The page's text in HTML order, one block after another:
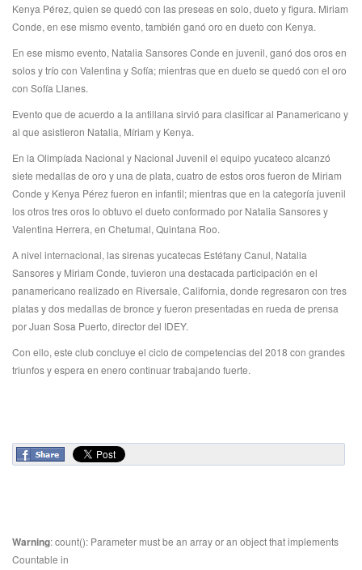
Kenya Pérez, quien se quedó con las preseas en solo, dueto y figura. Miriam
Conde, en ese mismo evento, también ganó oro en dueto con Kenya.
En ese mismo evento, Natalia Sansores Conde en juvenil, ganó dos oros en
solos y trío con Valentina y Sofía; mientras que en dueto se quedó con el oro
con Sofía Llanes.
Evento que de acuerdo a la antillana sirvió para clasificar al Panamericano y
al que asistieron Natalia, Míriam y Kenya.
En la Olimpíada Nacional y Nacional Juvenil el equipo yucateco alcanzó
siete medallas de oro y una de plata, cuatro de estos oros fueron de Miriam
Conde y Kenya Pérez fueron en infantil; mientras que en la categoría juvenil
los otros tres oros lo obtuvo el dueto conformado por Natalia Sansores y
Valentina Herrera, en Chetumal, Quintana Roo.
A nivel internacional, las sirenas yucatecas Estéfany Canul, Natalia
Sansores y Miriam Conde, tuvieron una destacada participación en el
panamericano realizado en Riversale, California, donde regresaron con tres
platas y dos medallas de bronce y fueron presentadas en rueda de prensa
por Juan Sosa Puerto, director del IDEY.
Con ello, este club concluye el ciclo de competencias del 2018 con grandes
triunfos y espera en enero continuar trabajando fuerte.
Warning: count(): Parameter must be an array or an object that implements
Countable in